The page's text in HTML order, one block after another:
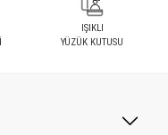
IŞIKLI
YÜZÜK KUTUSU